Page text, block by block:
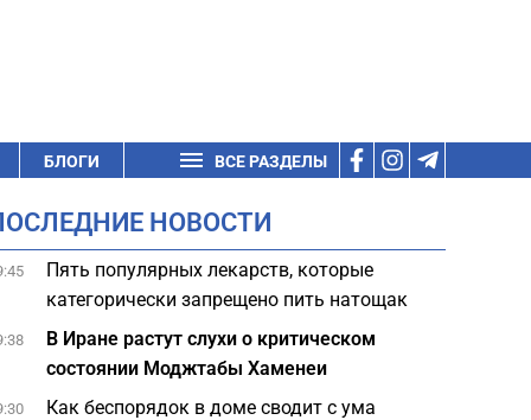
БЛОГИ ВСЕ РАЗДЕЛЫ
НОВОСТИ
Пять популярных лекарств, которые
категорически запрещено пить натощак
В Иране растут слухи о критическом
состоянии Моджтабы Хаменеи
Как беспорядок в доме сводит с ума